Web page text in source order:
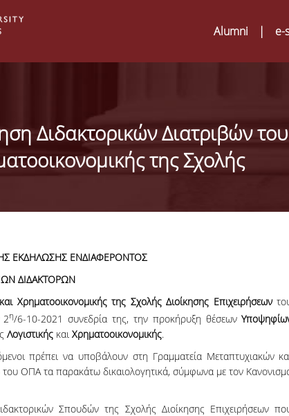
Alumni | e-
Διδακτορικών Διατριβών του
της Σχολής
ΕΚΔΗΛΩΣΗΣ ΕΝΔΙΑΦΕΡΟΝΤΟΣ
ΔΙΔΑΚΤΟΡΩΝ
Χρηματοοικονομικής της Σχολής Διοίκησης Επιχειρήσεων
2η/6-10-2021 συνεδρία της, την προκήρυξη θέσεων
Λογιστικήςκαι Χρηματοοικονομικής.
πρέπει να υποβάλουν στη Γραμματεία Μεταπτυχιακών
ΟΠΑ τα παρακάτω δικαιολογητικά, σύμφωνα με τον
Σπουδών της Σχολής Διοίκησης Επιχειρήσεων
02
06, 2026
ATRIUM
Training Visits at
across Europe